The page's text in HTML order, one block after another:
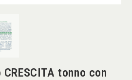
tonno con